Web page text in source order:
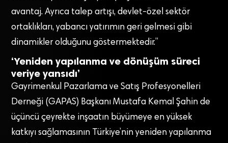
avantaj. Ayrıca talep artışı, devlet-özel sektör
ortaklıkları, yabancı yatırımın geri gelmesi gibi
dinamikler olduğunu göstermektedir.”
‘Yeniden yapılanma ve dönüşüm süreci
veriye yansıdı’
Gayrimenkul Pazarlama ve Satış Profesyonelleri
Derneği (GAPAS) Başkanı Mustafa Kemal Şahin de
üçüncü çeyrekte inşaatın büyümeye en yüksek
katkıyı sağlamasının Türkiye’nin yeniden yapılanma